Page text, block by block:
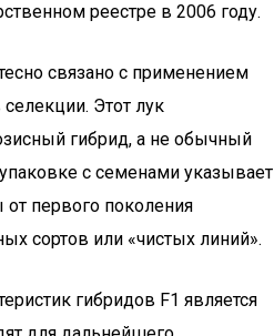
реестре в 2006 году.
связано с применением
Этот лук
гибрид, а не обычный
с семенами указывает
от первого поколения
сортов или «чистых линий».
гибридов F1 является